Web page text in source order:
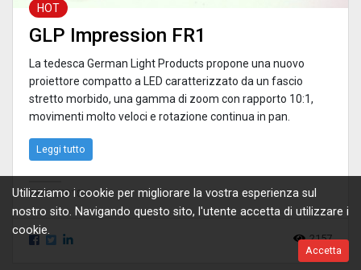
Utilizziamo i cookie per migliorare la vostra esperienza sul
nostro sito. Navigando questo sito, l'utente accetta di utilizzare i
cookie.
Accetta
HOT
GLP Impression FR1
La tedesca German Light Products propone una nuovo
proiettore compatto a LED caratterizzato da un fascio
stretto morbido, una gamma di zoom con rapporto 10:1,
movimenti molto veloci e rotazione continua in pan.
Leggi tutto
28/06/2018
2157